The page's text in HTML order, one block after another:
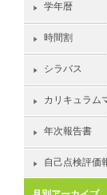
学年暦
時間割
シラバス
カリキュラム
年次報告書
自己点検評価